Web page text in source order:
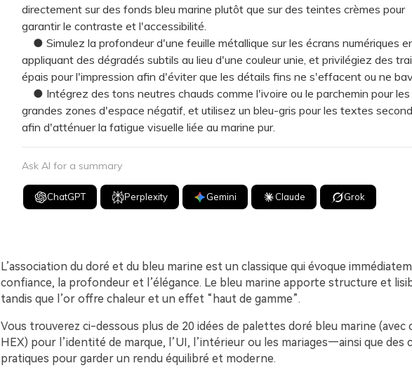
directement sur des fonds bleu marine plutôt que sur des teintes crèmes pour
garantir le contraste et l'accessibilité.
● Simulez la profondeur d'une feuille métallique sur les écrans numériques
appliquant des dégradés subtils au lieu d'une couleur unie, et privilégiez des
épais pour l'impression afin d'éviter que les détails fins ne s'effacent ou ne
● Intégrez des tons neutres chauds comme l'ivoire ou le parchemin pour les
grandes zones d'espace négatif, et utilisez un bleu-gris pour les textes
afin d'atténuer la fatigue visuelle liée au marine pur.
Ask AI for a summary
ChatGPT Perplexity Gemini Claude Grok
L’association du doré et du bleu marine est un classique qui évoque
confiance, la profondeur et l’élégance. Le bleu marine apporte structure et
tandis que l’or offre chaleur et un effet “haut de gamme”.
Vous trouverez ci-dessous plus de 20 idées de palettes doré bleu marine (avec
HEX) pour l’identité de marque, l’UI, l’intérieur ou les mariages—ainsi que des
pratiques pour garder un rendu équilibré et moderne.